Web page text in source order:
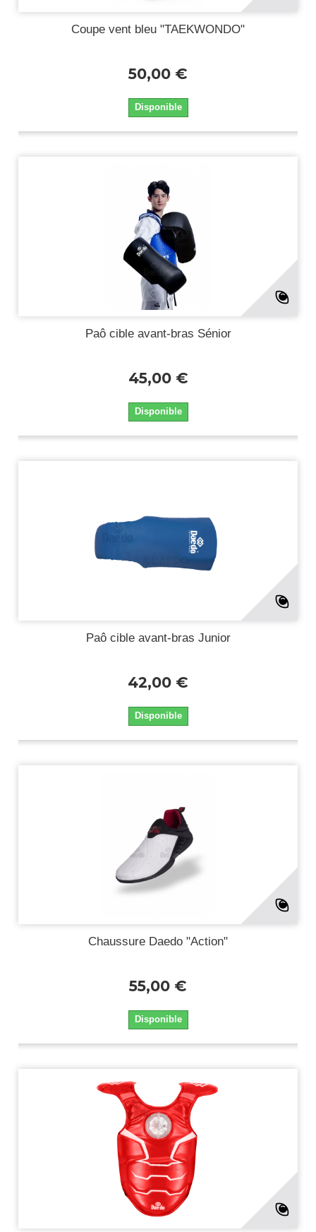
Coupe vent bleu "TAEKWONDO"
50,00 €
Disponible
Paô cible avant-bras Sénior
45,00 €
Disponible
Paô cible avant-bras Junior
42,00 €
Disponible
Chaussure Daedo "Action"
55,00 €
Disponible